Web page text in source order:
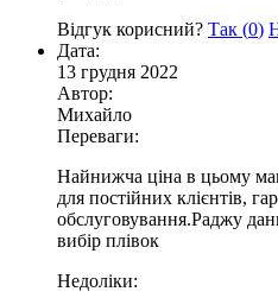
Відгук корисний? Так (0)
Дата:
13 грудня 2022
Автор:
Михайло
Переваги:
Найнижча ціна в цьому
для постійних клієнтів,
обслуговування.Раджу
вибір плівок
Недоліки: